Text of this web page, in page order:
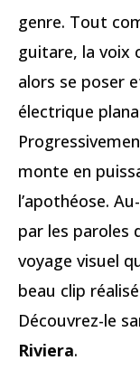
genre. Tout
guitare, la voix
alors se poser
électrique
monte en
l’apothéose.
par les paroles
voyage visuel
beau clip
Découvrez-le
Riviera.